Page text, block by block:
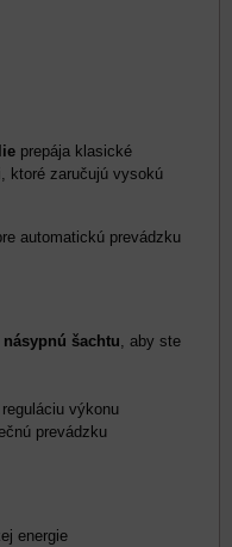
prepája klasické
ktoré zaručujú vysokú
automatickú prevádzku
šachtu , aby ste
výkonu
prevádzku
energie